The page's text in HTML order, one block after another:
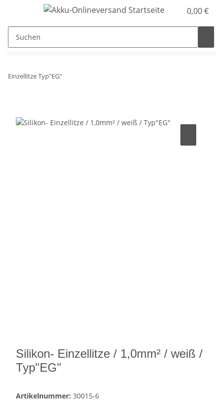
0,00 €
Einzellitze Typ"EG"
Silikon- Einzellitze / 1,0mm² / weiß /
Typ"EG"
Artikelnummer: 30015-6